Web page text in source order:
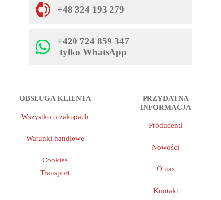
+48 324 193 279
+420 724 859 347
tyłko WhatsApp
OBSŁUGA KLIENTA
Wszystko o zakupach
Warunki handlowe
Cookies
Transport
PRZYDATNA
INFORMACJA
Producenti
Nowości
O nas
Kontakt